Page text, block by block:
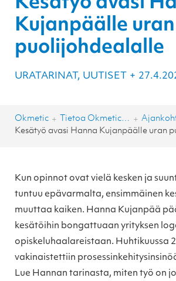
Kujanpäälle uran
puolijohdealalle
URATARINAT, UUTISET +
Okmetic + Tietoa Okmeticista +
Kun opinnot ovat vielä kesken ja
tuntuu epävarmalta, ensimmäinen
muuttaa kaiken. Hanna Kujanpää
kesätöihin bongattuaan yrityksen
opiskeluhaalareistaan. Huhtikuussa
vakinaistettiin
Lue Hannan tarinasta, miten työ on